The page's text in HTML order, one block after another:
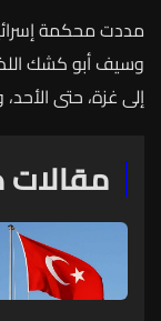
مددتمحكمة
وسيفأبوكشك
إلىغزة، حتىالأحد،